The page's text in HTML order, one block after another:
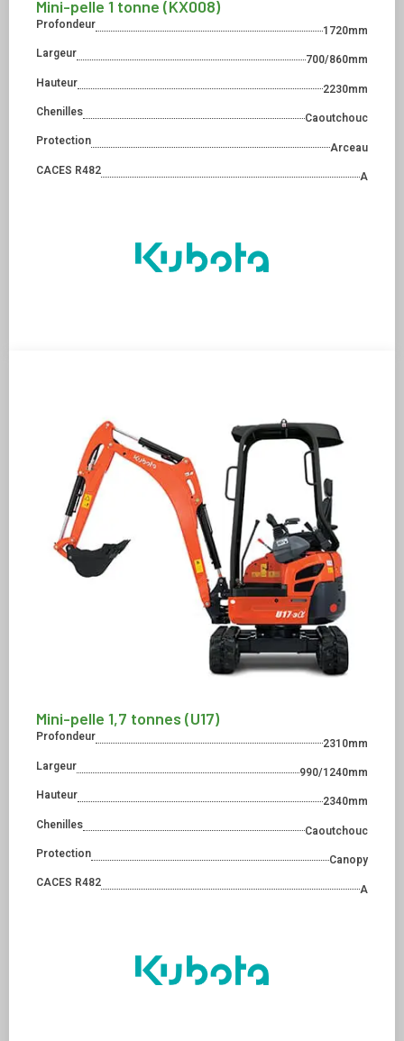
Mini-pelle 1 tonne (KX008)
Profondeur
1720mm
Largeur
700/860mm
Hauteur
2230mm
Chenilles
Caoutchouc
Protection
Arceau
CACES R482
A
Mini-pelle 1,7 tonnes (U17)
Profondeur
2310mm
Largeur
990/1240mm
Hauteur
2340mm
Chenilles
Caoutchouc
Protection
Canopy
CACES R482
A